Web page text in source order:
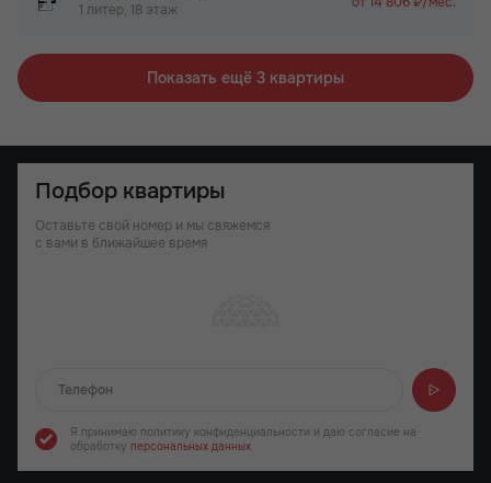
1 литер, 18 этаж
Показать ещё 3 квартиры
Подбор квартиры
Оставьте свой номер и мы свяжемся
с вами в ближайшее время
Я принимаю политику конфиденциальности и даю согласие на
обработку персональных данных